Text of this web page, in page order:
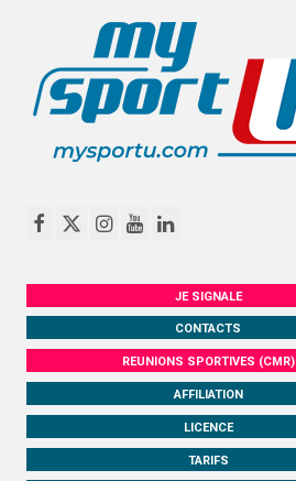
JE SIGNALE
CONTACTS
REUNIONS SPORTIVES (CMR)
AFFILIATION
LICENCE
TARIFS